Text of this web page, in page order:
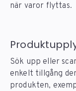
när varor flyttas.
Sök upp eller
enkelt tillgång
produkten,